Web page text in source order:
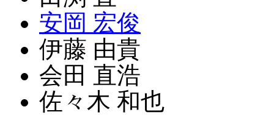
安岡 宏俊
伊藤 由貴
会田 直浩
佐々木 和也